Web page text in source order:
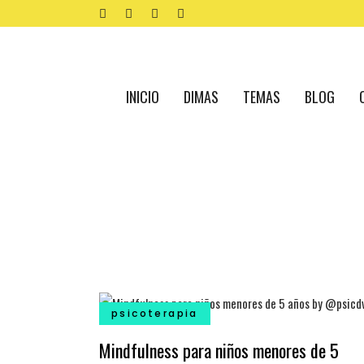
INICIO DIMAS TEMAS BLOG
psicoterapia
Mindfulness para niños menores de 5